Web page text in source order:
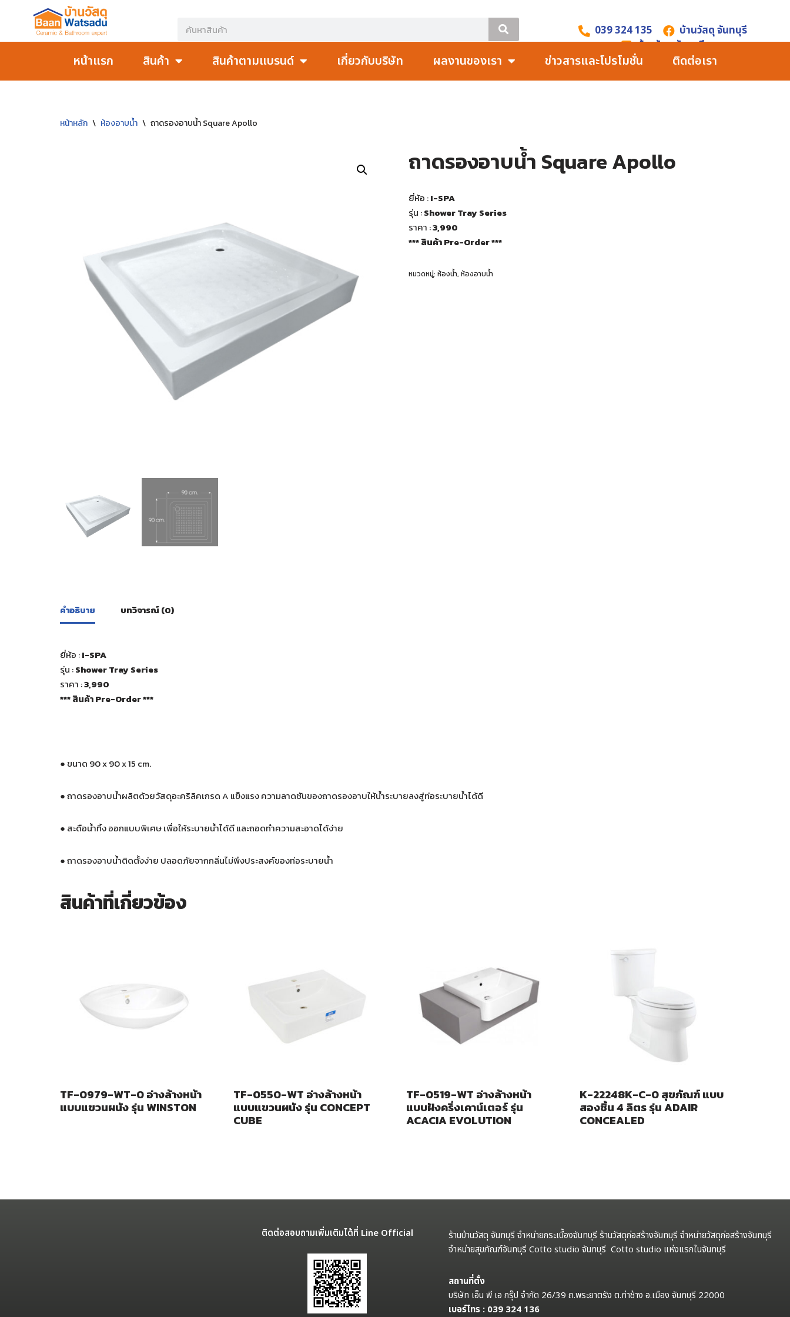
039 324 135
บ้านวัสดุ จันทบุรี
บ้านวัสดุ จันทบุรี
หน้าแรก สินค้า สินค้าตามแบรนด์ เกี่ยวกับบริษัท ผลงานของเรา ข่าวสารและโปรโมชั่น ติดต่อเรา
หน้าหลัก \ ห้องอาบน้ำ \ ถาดรองอาบน้ำ Square Apollo
ถาดรองอาบน้ำ Square Apollo
ยี่ห้อ :I-SPA
รุ่น :Shower Tray Series
ราคา :3,990
*** สินค้า Pre-Order ***
หมวดหมู่: ห้องน้ำ, ห้องอาบน้ำ
คำอธิบาย บทวิจารณ์ (0)
ยี่ห้อ :I-SPA
รุ่น :Shower Tray Series
ราคา :3,990
*** สินค้า Pre-Order ***
● ขนาด 90 x 90 x 15 cm.
● ถาดรองอาบน้ำผลิตด้วยวัสดุอะคริลิคเกรด A แข็งแรง ความลาดชันของถาดรองอาบให้น้ำระบายลงสู่ท่อระบายน้ำได้ดี
● สะดือน้ำทิ้ง ออกแบบพิเศษ เพื่อให้ระบายน้ำได้ดี และถอดทำความสะอาดได้ง่าย
● ถาดรองอาบน้ำติดตั้งง่าย ปลอดภัยจากกลิ่นไม่พึงประสงค์ของท่อระบายน้ำ
สินค้าที่เกี่ยวข้อง
TF-0979-WT-0 อ่างล้างหน้า
แบบแขวนผนัง รุ่น WINSTON
TF-0550-WT อ่างล้างหน้า
แบบแขวนผนัง รุ่น CONCEPT
CUBE
TF-0519-WT อ่างล้างหน้า
แบบฝังครึ่งเคาน์เตอร์ รุ่น
ACACIA EVOLUTION
K-22248K-C-0 สุขภัณฑ์ แบบ
สองชิ้น 4 ลิตร รุ่น ADAIR
CONCEALED
ติดต่อสอบถามเพิ่มเติมได้ที่ Line Official
ร้านบ้านวัสดุ จันทบุรี จำหน่ายกระเบื้องจันทบุรี ร้านวัสดุก่อสร้างจันทบุรี จำหน่ายวัสดุก่อสร้างจันทบุรี
จำหน่ายสุขภัณฑ์จันทบุรี Cotto studio จันทบุรี Cotto studio แห่งแรกในจันทบุรี
สถานที่ตั้ง
บริษัท เอ็น พี เอ กรุ๊ป จำกัด 26/39 ถ.พระยาตรัง ต.ท่าช้าง อ.เมือง จันทบุรี 22000
เบอร์โทร : 039 324 136